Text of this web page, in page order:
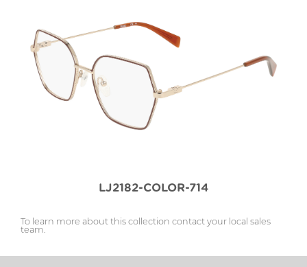
LJ2182-COLOR-714
To learn more about this collection contact your local sales
team.